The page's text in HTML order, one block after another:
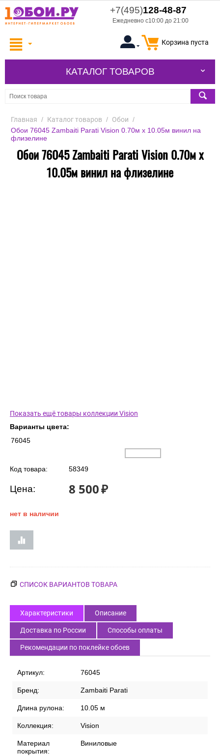
+7(495)128-48-87
Ежедневно с10:00 до 21:00
Корзина пуста
КАТАЛОГ ТОВАРОВ
Главная / Каталог товаров / Обои /
Обои 76045 Zambaiti Parati Vision 0.70м х 10.05м винил на
флизелине
Обои 76045 Zambaiti Parati Vision 0.70м х
10.05м винил на флизелине
Показать ещё товары коллекции Vision
Варианты цвета:
76045
Код товара: 58349
Цена: 8 500₽
нет в наличии
СПИСОК ВАРИАНТОВ ТОВАРА
Характеристики Описание
Доставка по России Способы оплаты
Рекомендации по поклейке обоев
Артикул: 76045
Бренд: Zambaiti Parati
Длина рулона: 10.05 м
Коллекция: Vision
Материал
покрытия:
Виниловые